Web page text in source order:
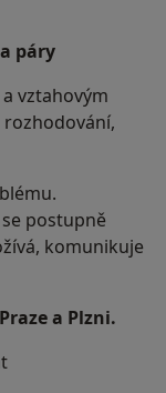
páry
vztahovým
postupně
komunikuje
a Plzni.